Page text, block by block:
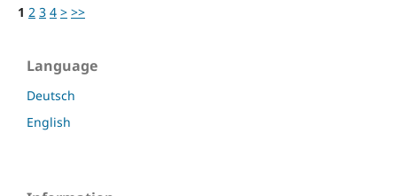
1 2 3 4 > >>
Language
Deutsch
English